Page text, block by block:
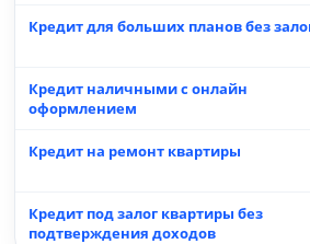
Кредит для больших планов без
Кредит наличными с онлайн
оформлением
Кредит на ремонт квартиры
Кредит под залог квартиры без
подтверждения доходов